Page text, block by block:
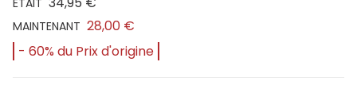
MAINTENANT 28,00 €
- 60% du Prix d'origine